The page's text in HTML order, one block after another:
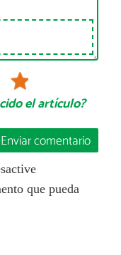
el artículo?
Enviar comentario
que pueda